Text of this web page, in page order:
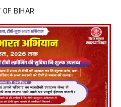
OF BIHAR